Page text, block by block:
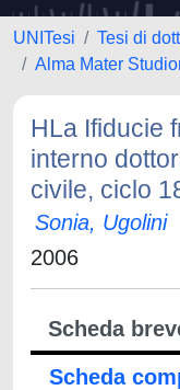
UNITesi
Tesi di
Alma Mater
HLa Ifiducie
interno
civile, ciclo
Sonia, Ugolini
2006
Scheda
Scheda